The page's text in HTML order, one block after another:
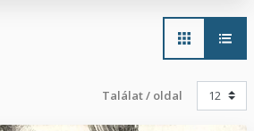
Main
navigation
Találat / oldal